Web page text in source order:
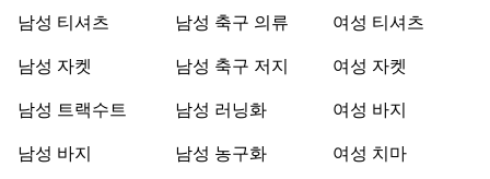
남성 티셔츠
남성 자켓
남성 트랙수트
남성 바지
남성 축구 의류
남성 축구 저지
남성 러닝화
남성 농구화
여성 티셔츠
여성 자켓
여성 바지
여성 치마